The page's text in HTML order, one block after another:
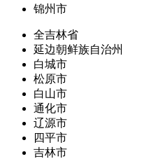
锦州市
全吉林省
延边朝鲜族自治州
白城市
松原市
白山市
通化市
辽源市
四平市
吉林市